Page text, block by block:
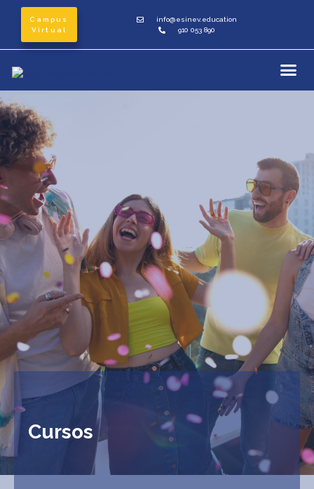
Campus
Virtual
info@esinev.education
910 053 890
Cursos